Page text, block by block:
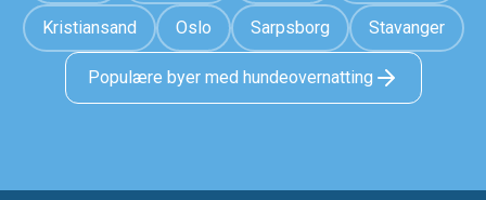
Kristiansand Oslo Sarpsborg Stavanger
Populære byer med hundeovernatting